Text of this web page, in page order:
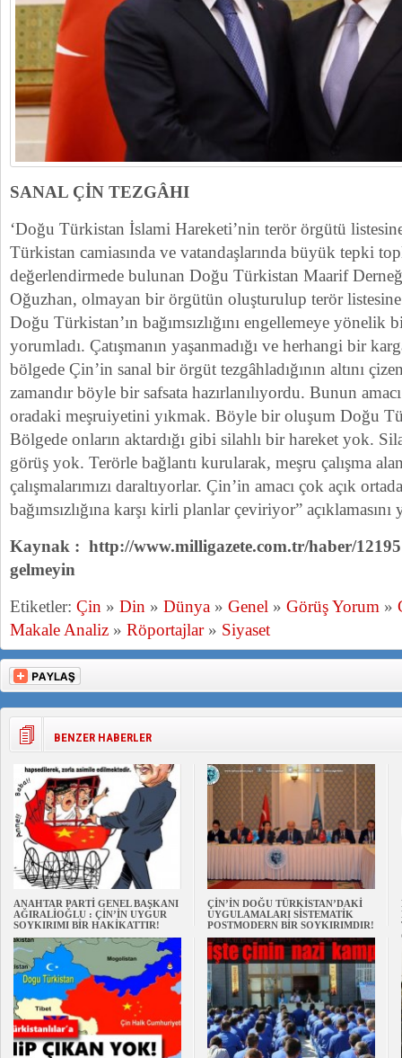
SANAL ÇİN TEZGÂHI
‘Doğu Türkistan İslami Hareketi’nin terör örgütü
Türkistan camiasında ve vatandaşlarında büyük tepki
değerlendirmede bulunan Doğu Türkistan Maarif
Oğuzhan, olmayan bir örgütün oluşturulup terör listesine
Doğu Türkistan’ın bağımsızlığını engellemeye yönelik
yorumladı. Çatışmanın yaşanmadığı ve herhangi bir
bölgede Çin’in sanal bir örgüt tezgâhladığının altını
zamandır böyle bir safsata hazırlanılıyordu. Bunun
oradaki meşruiyetini yıkmak. Böyle bir oluşum Doğu
Bölgede onların aktardığı gibi silahlı bir hareket yok.
görüş yok. Terörle bağlantı kurularak, meşru çalışma
çalışmalarımızı daraltıyorlar. Çin’in amacı çok açık
bağımsızlığına karşı kirli planlar çeviriyor” açıklamasını
Kaynak : http://www.milligazete.com.tr/haber/
gelmeyin
Etiketler: Çin » Din » Dünya » Genel » Görüş Yorum »
Makale Analiz » Röportajlar» Siyaset
BENZER HABERLER
ANAHTAR PARTİ GENEL BAŞKANI
AĞIRALİOĞLU : ÇİN’İN UYGUR
SOYKIRIMI BİR HAKİKATTIR!
ÇİN’İN DOĞU TÜRKİSTAN’DAKİ
UYGULAMALARI SİSTEMATİK
POSTMODERN BİR SOYKIRIMDIR!